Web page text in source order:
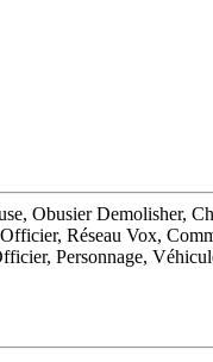
Obusier Demolisher,
Réseau Vox,
Personnage,